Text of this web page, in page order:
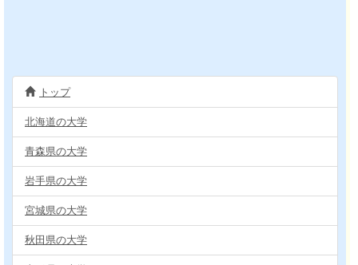
トップ
北海道の大学
青森県の大学
岩手県の大学
宮城県の大学
秋田県の大学